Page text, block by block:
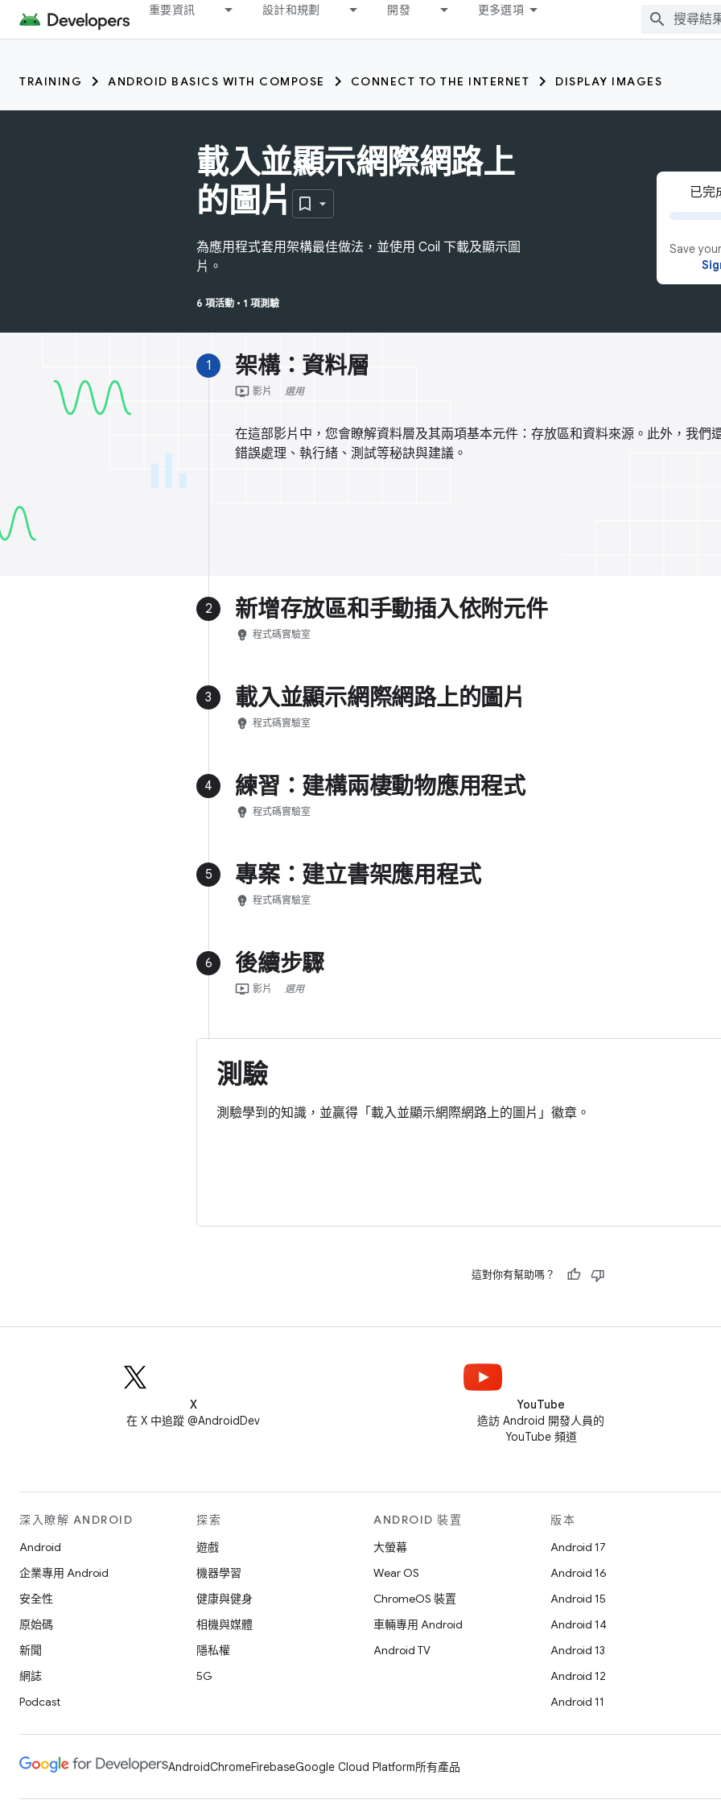
重要資訊 設計和規劃 開發 更多選項
TRAINING ANDROID BASICS WITH COMPOSE CONNECT TO THE INTERNET DISPLAY IMAGES
載入並顯示網際網路上
的圖片
為應用程式套用架構最佳做法，並使用 Coil 下載及顯示圖
片。
6 項活動 • 1 項測驗
已完
Save
1 架構：資料層
ondemand_video 影片 選用
在這部影片中，您會瞭解資料層及其兩項基本元件：存放區和資料來源。此外，我們
錯誤處理、執行緒、測試等秘訣與建議。
2 新增存放區和手動插入依附元件
emoji_objects 程式碼實驗室
3 載入並顯示網際網路上的圖片
emoji_objects 程式碼實驗室
4 練習：建構兩棲動物應用程式
emoji_objects 程式碼實驗室
5 專案：建立書架應用程式
emoji_objects 程式碼實驗室
6 後續步驟
ondemand_video 影片 選用
測驗
測驗學到的知識，並贏得「載入並顯示網際網路上的圖片」徽章。
這對你有幫助嗎？
X
在 X 中追蹤 @AndroidDev
YouTube
造訪 Android 開發人員的
YouTube 頻道
深入瞭解 ANDROID
Android
企業專用 Android
安全性
原始碼
新聞
網誌
Podcast
探索
遊戲
機器學習
健康與健身
相機與媒體
隱私權
5G
ANDROID 裝置
大螢幕
Wear OS
ChromeOS 裝置
車輛專用 Android
Android TV
版本
Android 17
Android 16
Android 15
Android 14
Android 13
Android 12
Android 11
AndroidChromeFirebaseGoogle Cloud Platform所有產品